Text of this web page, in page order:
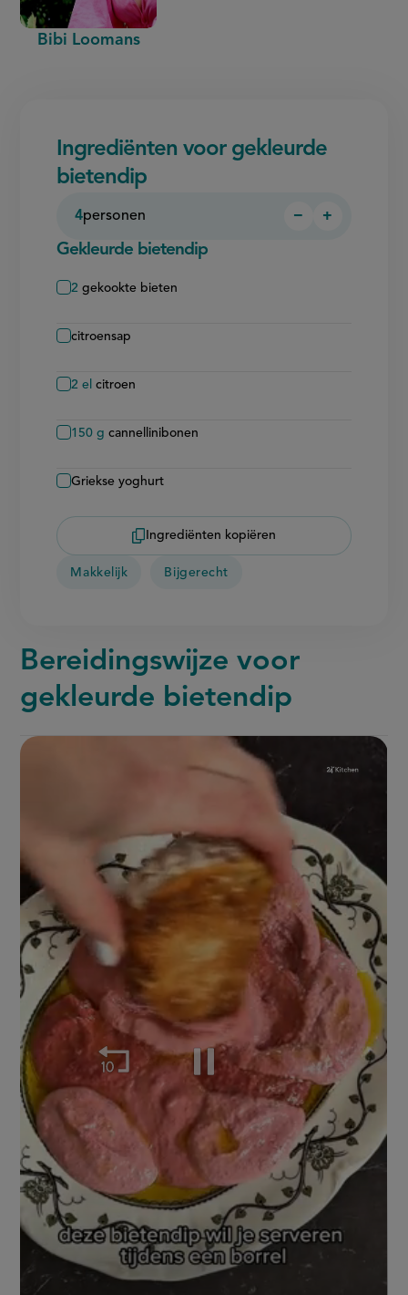
Bibi Loomans
Ingrediënten voor gekleurde
bietendip
4personen
Persoon
−
Persoon
+
Gekleurde bietendip
2 gekookte bieten
citroensap
2 el citroen
150 g cannellinibonen
Griekse yoghurt
Ingrediënten kopiëren
Makkelijk Bijgerecht
Bereidingswijze voor
gekleurde bietendip